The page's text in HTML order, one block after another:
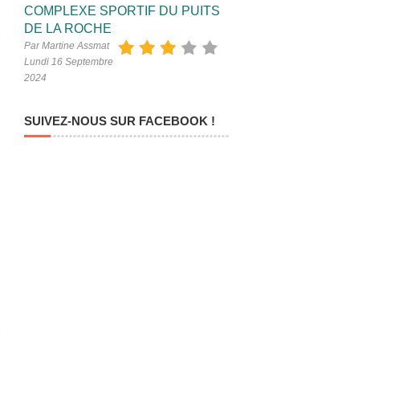
COMPLEXE SPORTIF DU PUITS
DE LA ROCHE
Par Martine Assmat
Lundi 16 Septembre
2024
SUIVEZ-NOUS SUR FACEBOOK !